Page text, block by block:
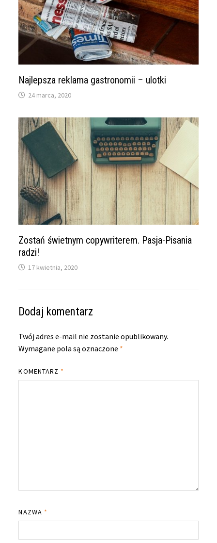
Najlepsza reklama gastronomii – ulotki
24 marca, 2020
Zostań świetnym copywriterem. Pasja-Pisania
radzi!
17 kwietnia, 2020
Dodaj komentarz
Twój adres e-mail nie zostanie opublikowany.
Wymagane pola są oznaczone *
KOMENTARZ *
NAZWA *